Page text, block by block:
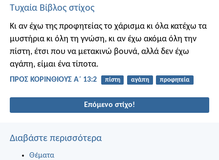
Τυχαία Βίβλος στίχος
Κι αν έχω της προφητείας το χάρισμα κι όλα κατέχω τα
μυστήρια κι όλη τη γνώση, κι αν έχω ακόμα όλη την
πίστη, έτσι που να μετακινώ βουνά, αλλά δεν έχω
αγάπη, είμαι ένα τίποτα.
ΠΡΟΣ ΚΟΡΙΝΘΙΟΥΣ Α΄ 13:2 πίστη αγάπη προφητεία
Επόμενο στίχο!
Διαβάστε περισσότερα
Θέματα